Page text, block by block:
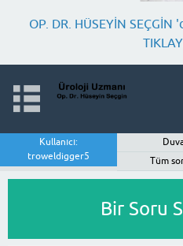
OP. DR. HÜSEYİN
Kullanıcı:
troweldigger5
Tüm
Bir Soru